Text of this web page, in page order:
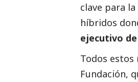
clave para
híbridos
ejecutivo de
Todos estos
Fundación,